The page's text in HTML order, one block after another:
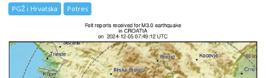
PGŽ i Hrvatska Potres